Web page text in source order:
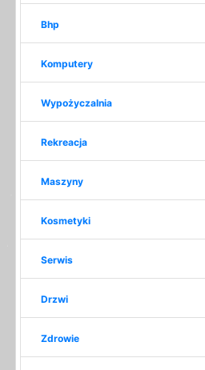
Bhp
Komputery
Wypożyczalnia
Rekreacja
Maszyny
Kosmetyki
Serwis
Drzwi
Zdrowie